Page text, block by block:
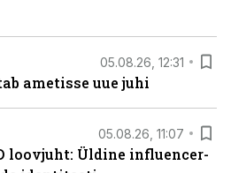
05.08.26, 12:31
ametisse uue juhi
05.08.26, 11:07
loovjuht: Üldine influencer-